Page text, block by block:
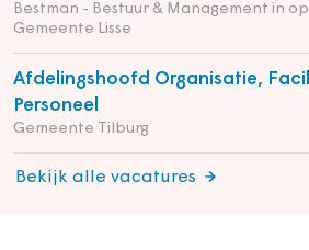
Bestman - Bestuur & Management in
Gemeente Lisse
Afdelingshoofd Organisatie,
Personeel
Gemeente Tilburg
Bekijk alle vacatures